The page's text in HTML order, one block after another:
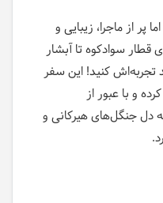
پر از ماجرا، زیبایی و
سوادکوه تا آبشار
کنید! این سفر
و با عبور از
دل جنگل‌های هیرکانی و